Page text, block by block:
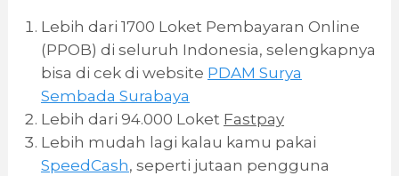
Lebih dari 1700 Loket Pembayaran Online
(PPOB) di seluruh Indonesia, selengkapnya
bisa di cek di website PDAM Surya
Sembada Surabaya
Lebih dari 94.000 Loket Fastpay
Lebih mudah lagi kalau kamu pakai
SpeedCash, seperti jutaan pengguna